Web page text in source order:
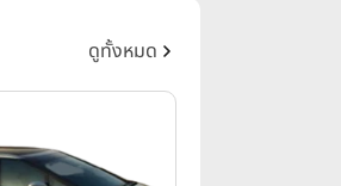
ดูทั้งหมด